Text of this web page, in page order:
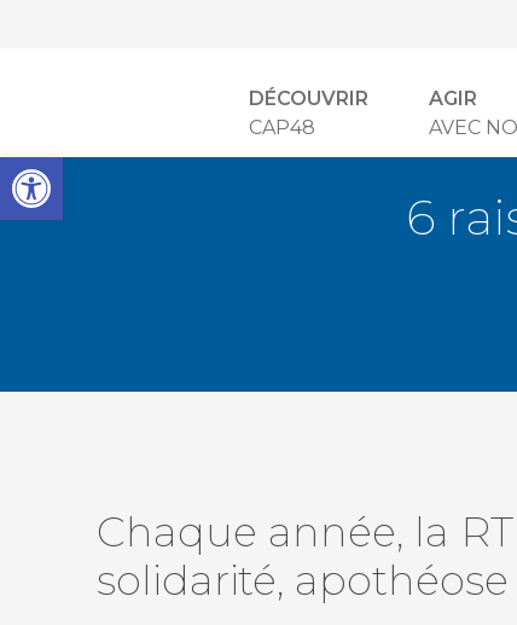
DÉCOUVRIR
CAP48
AGIR
AVEC
6
Chaque année, la
solidarité,
Open toolbar